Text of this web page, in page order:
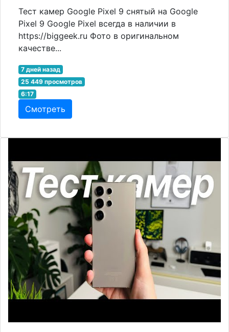
Тест камер Google Pixel 9 снятый на Google
Pixel 9 Google Pixel всегда в наличии в
https://biggeek.ru Фото в оригинальном
качестве...
7 дней назад
25 449 просмотров
6:17
Смотреть